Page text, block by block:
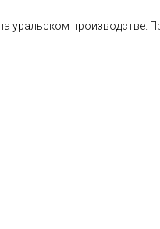
уральском производстве.